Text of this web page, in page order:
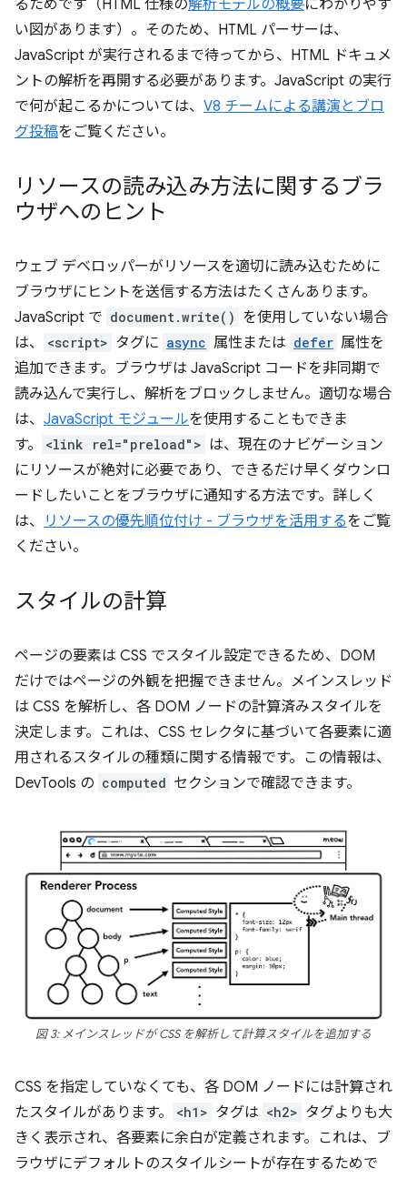
るためです（HTML 仕様の解析モデルの概要にわかりやす
い図があります）。そのため、HTML パーサーは、
JavaScript が実行されるまで待ってから、HTML ドキュメ
ントの解析を再開する必要があります。JavaScript の実行
で何が起こるかについては、 V8 チームによる講演とブロ
グ投稿をご覧ください。
リソースの読み込み方法に関するブラ
ウザへのヒント
ウェブ デベロッパーがリソースを適切に読み込むために
ブラウザにヒントを送信する方法はたくさんあります。
JavaScript で document.write() を使用していない場合
は、
<script> タグに async 属性または defer 属性を
追加できます。ブラウザは JavaScript コードを非同期で
読み込んで実行し、解析をブロックしません。適切な場合
は、 JavaScript モジュールを使用することもできま
す。
<link rel="preload"> は、現在のナビゲーション
にリソースが絶対に必要であり、できるだけ早くダウンロ
ードしたいことをブラウザに通知する方法です。詳しく
は、
リソースの優先順位付け - ブラウザを活用するをご覧
ください。
スタイルの計算
ページの要素は CSS でスタイル設定できるため、DOM
だけではページの外観を把握できません。メインスレッド
は CSS を解析し、各 DOM ノードの計算済みスタイルを
決定します。これは、CSS セレクタに基づいて各要素に適
用されるスタイルの種類に関する情報です。この情報は、
DevTools の computed セクションで確認できます。
図 3: メインスレッドが CSS を解析して計算スタイルを追加する
CSS を指定していなくても、各 DOM ノードには計算され
たスタイルがあります。
<h1> タグは <h2> タグよりも大
きく表示され、各要素に余白が定義されます。これは、ブ
ラウザにデフォルトのスタイルシートが存在するためで